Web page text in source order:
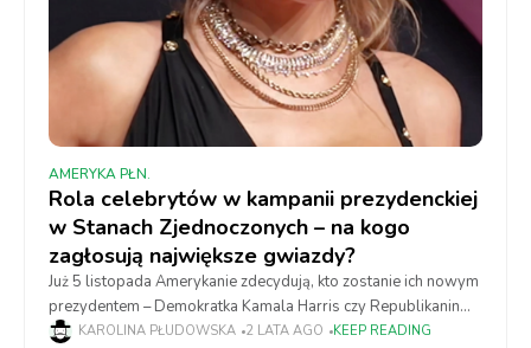
AMERYKA PŁN.
Rola celebrytów w kampanii prezydenckiej
w Stanach Zjednoczonych – na kogo
zagłosują największe gwiazdy?
Już 5 listopada Amerykanie zdecydują, kto zostanie ich nowym
prezydentem – Demokratka Kamala Harris czy Republikanin
Donald Trump. Kampania prezydencka nabiera tempa, a
KAROLINA PŁUDOWSKA 2 LATA AGO KEEP READING